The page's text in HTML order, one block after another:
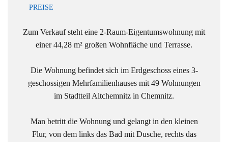
PREISE
Zum Verkauf steht eine 2-Raum-Eigentumswohnung mit
einer 44,28 m² großen Wohnfläche und Terrasse.
Die Wohnung befindet sich im Erdgeschoss eines 3-
geschossigen Mehrfamilienhauses mit 49 Wohnungen
im Stadtteil Altchemnitz in Chemnitz.
Man betritt die Wohnung und gelangt in den kleinen
Flur, von dem links das Bad mit Dusche, rechts das